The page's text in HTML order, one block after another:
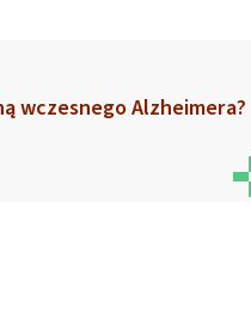
wczesnego Alzheimera?